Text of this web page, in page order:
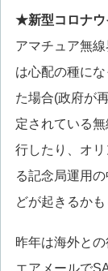
★新型コロナウ
アマチュア無
は心配の種に
た場合(政府が
定されている
行したり、オ
る記念局運用
どが起きるかも
昨年は海外と